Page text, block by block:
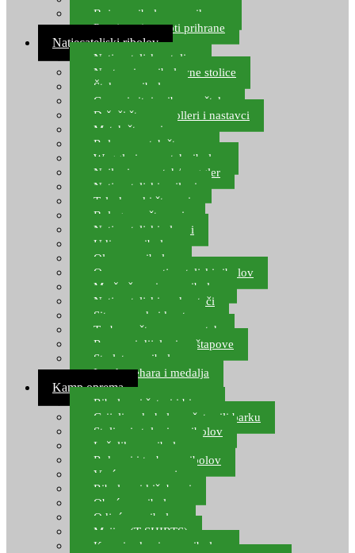
Boje za ribolovnu prihranu
Provjereni recepti prihrane
Natjecateljski ribolov
Natjecateljske stolice
Nastavci za ribolovne stolice
Šteke za ribolov
Gume i sitni pribor za šteku
Držači štapova rolleri i nastavci
Match štapovi
Role za match štapove
Waggleri za match ribolov
Najloni za match/waggler
Natjecateljski najloni
Teleskopski štapovi
Bolognese štapovi
Natjecateljski plovci
Udice za ribolov
Olovo za ribolov
Oprema za natjecateljski ribolov
Mreže čuvarice za ribolov
Natjecateljski podmetači
Sito, posude i kante
Torbe za štapove – match
Rezervni dijelovi za štapove
Starlete za ribolov
Izrada pehara i medalja
Kamp oprema
Ribolovni šatori i bivvy
Grijalice, kuhala za šator ili barku
Stolice i stolovi za ribolov
Ležaljke za ribolov
Ruksaci i torbe za ribolov
Vreće za spavanje
Ribolovni kišobrani
Obuća za ribolov
Odjeća za ribolov
Majice (T-SHIRTS)
Kape i rukavice za ribolov